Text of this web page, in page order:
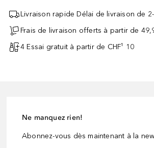
Livraison rapide Délai de livraison de
Frais de livraison offerts à partir de
4 Essai gratuit à partir de CHF¹ 10
Ne manquez rien!
Abonnez-vous dès maintenant à la